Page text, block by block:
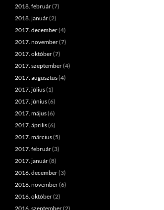
2018. február(7)
2018. január(2)
2017. december(4)
2017. november(7)
2017. október(7)
2017. szeptember(4)
2017. augusztus(4)
2017. július(1)
2017. június(6)
2017. május(6)
2017. április(6)
2017. március(5)
2017. február(3)
2017. január(8)
2016. december(3)
2016. november(6)
2016. október(2)
2016. szeptember(2)